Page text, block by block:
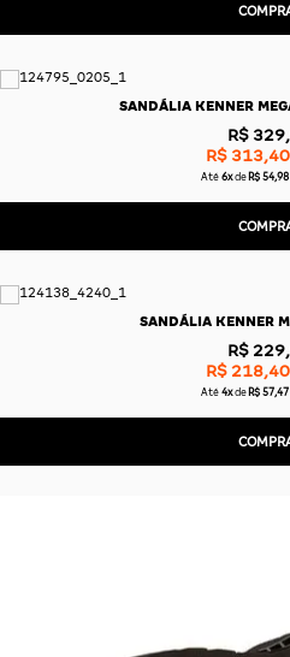
SANDÁLIA KENNER
R$
R$ 313,40
Até 6x de R$ 54,98
SANDÁLIA KENNER
R$
R$ 218,40
Até 4x de R$ 57,47